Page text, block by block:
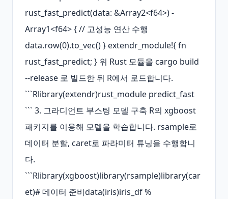
rust_fast_predict(data: &Array2<f64>) -
Array1<f64> { // 고성능 연산 수행
data.row(0).to_vec() } extendr_module!{ fn
rust_fast_predict; } 위 Rust 모듈을 cargo build
--release 로 빌드한 뒤 R에서 로드합니다.
```Rlibrary(extendr)rust_module predict_fast
``` 3. 그라디언트 부스팅 모델 구축 R의 xgboost
패키지를 이용해 모델을 학습합니다. rsample로
데이터 분할, caret로 파라미터 튜닝을 수행합니
다.
```Rlibrary(xgboost)library(rsample)library(car
et)# 데이터 준비data(iris)iris_df %